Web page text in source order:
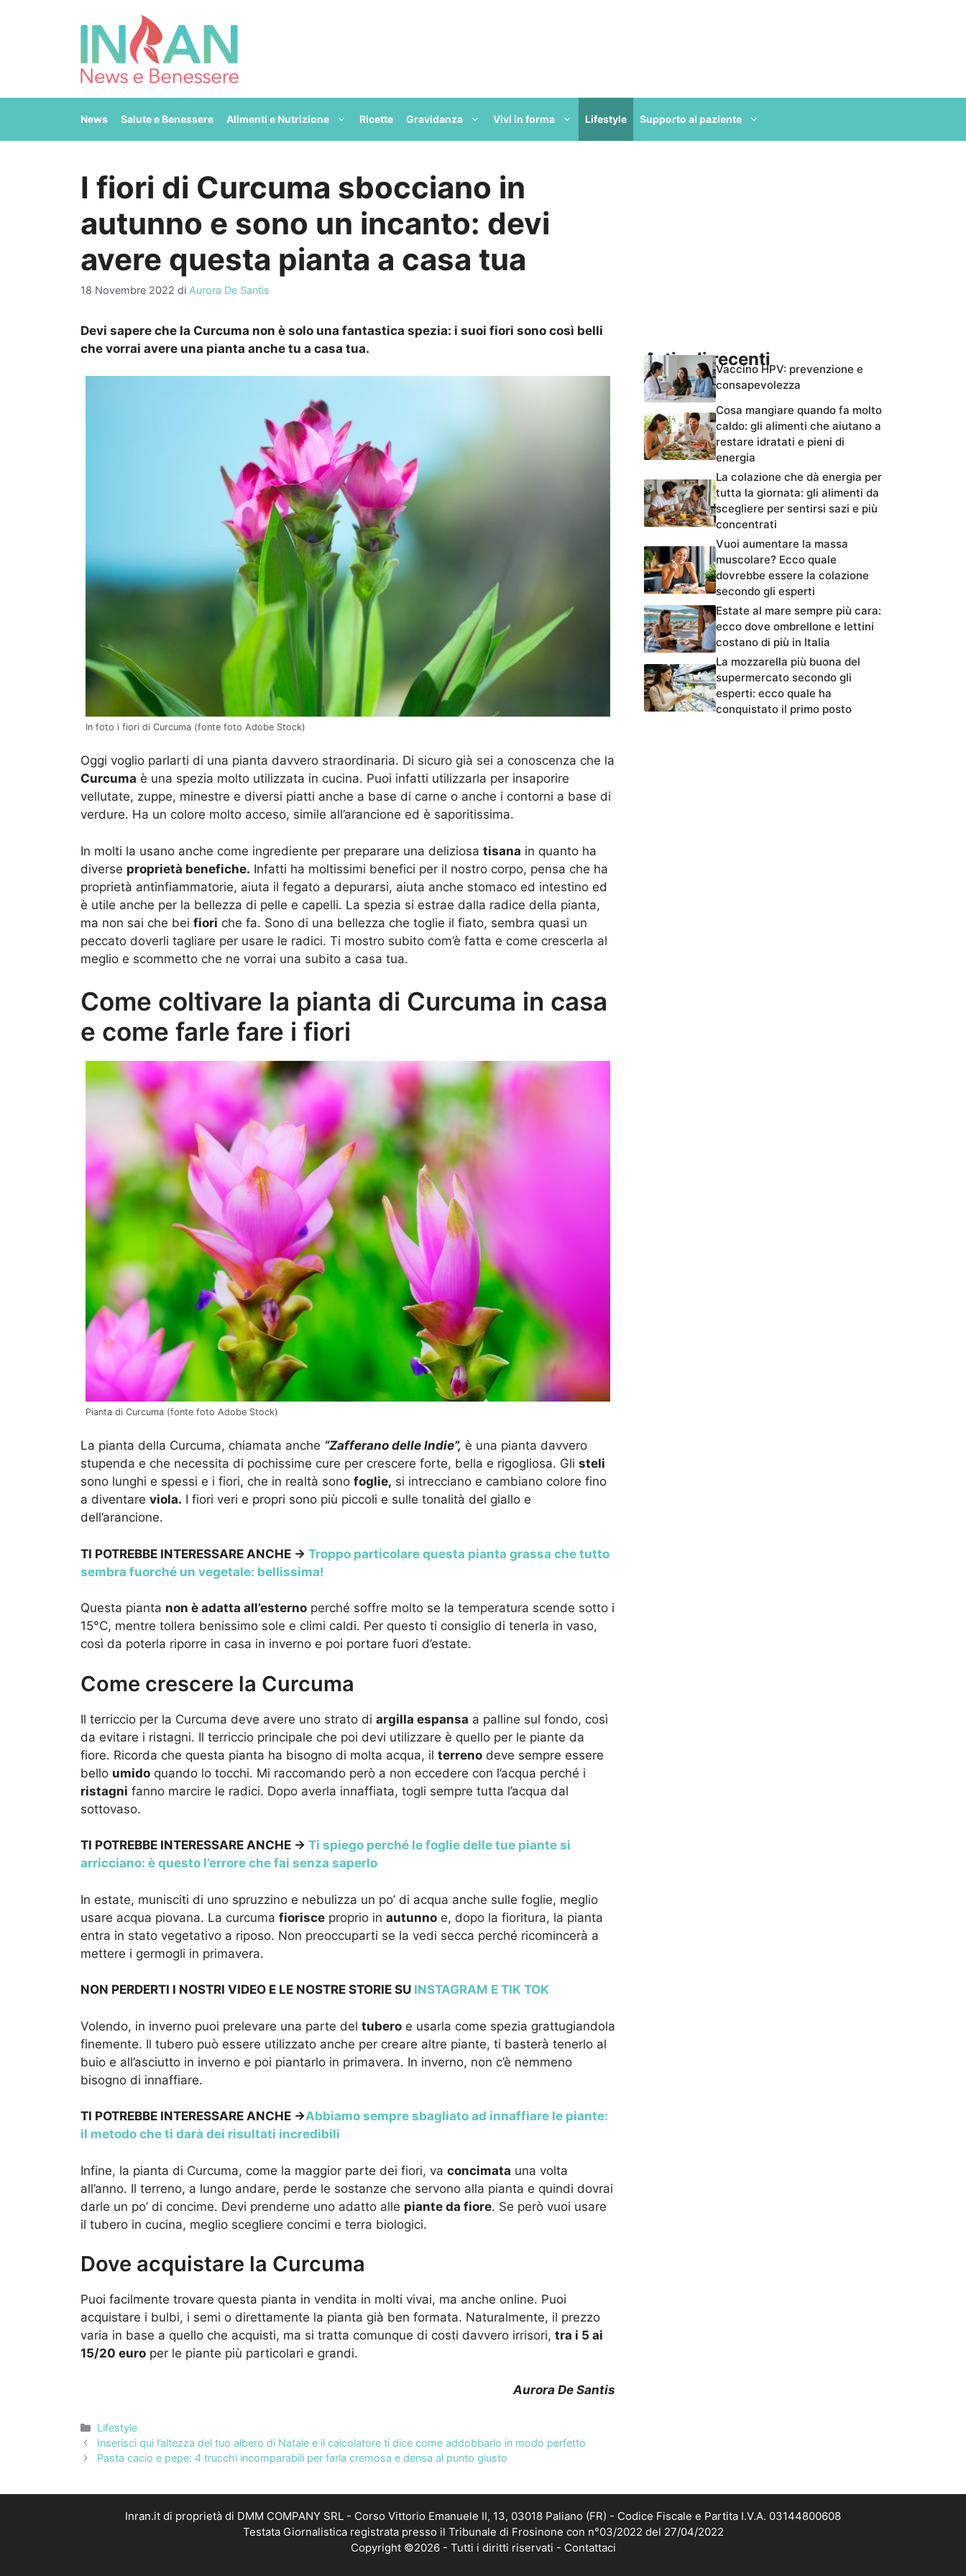
News Salute e Benessere Alimenti e Nutrizione Ricette Gravidanza Vivi in forma Lifestyle Supporto al paziente
I fiori di Curcuma sbocciano in
autunno e sono un incanto: devi
avere questa pianta a casa tua
18 Novembre 2022 di Aurora De Santis
Devi sapere che la Curcuma non è solo una fantastica spezia: i suoi fiori sono così belli
che vorrai avere una pianta anche tu a casa tua.
In foto i fiori di Curcuma (fonte foto Adobe Stock)
Oggi voglio parlarti di una pianta davvero straordinaria. Di sicuro già sei a conoscenza che la
Curcuma è una spezia molto utilizzata in cucina. Puoi infatti utilizzarla per insaporire
vellutate, zuppe, minestre e diversi piatti anche a base di carne o anche i contorni a base di
verdure. Ha un colore molto acceso, simile all’arancione ed è saporitissima.
In molti la usano anche come ingrediente per preparare una deliziosa tisana in quanto ha
diverse proprietà benefiche. Infatti ha moltissimi benefici per il nostro corpo, pensa che ha
proprietà antinfiammatorie, aiuta il fegato a depurarsi, aiuta anche stomaco ed intestino ed
è utile anche per la bellezza di pelle e capelli. La spezia si estrae dalla radice della pianta,
ma non sai che bei fiori che fa. Sono di una bellezza che toglie il fiato, sembra quasi un
peccato doverli tagliare per usare le radici. Ti mostro subito com’è fatta e come crescerla al
meglio e scommetto che ne vorrai una subito a casa tua.
Come coltivare la pianta di Curcuma in casa
e come farle fare i fiori
Pianta di Curcuma (fonte foto Adobe Stock)
La pianta della Curcuma, chiamata anche “Zafferano delle Indie”, è una pianta davvero
stupenda e che necessita di pochissime cure per crescere forte, bella e rigogliosa. Gli steli
sono lunghi e spessi e i fiori, che in realtà sono foglie, si intrecciano e cambiano colore fino
a diventare viola. I fiori veri e propri sono più piccoli e sulle tonalità del giallo e
dell’arancione.
TI POTREBBE INTERESSARE ANCHE -> Troppo particolare questa pianta grassa che tutto
sembra fuorché un vegetale: bellissima!
Questa pianta non è adatta all’esterno perché soffre molto se la temperatura scende sotto i
15°C, mentre tollera benissimo sole e climi caldi. Per questo ti consiglio di tenerla in vaso,
così da poterla riporre in casa in inverno e poi portare fuori d’estate.
Come crescere la Curcuma
Il terriccio per la Curcuma deve avere uno strato di argilla espansa a palline sul fondo, così
da evitare i ristagni. Il terriccio principale che poi devi utilizzare è quello per le piante da
fiore. Ricorda che questa pianta ha bisogno di molta acqua, il terreno deve sempre essere
bello umido quando lo tocchi. Mi raccomando però a non eccedere con l’acqua perché i
ristagni fanno marcire le radici. Dopo averla innaffiata, togli sempre tutta l’acqua dal
sottovaso.
TI POTREBBE INTERESSARE ANCHE -> Ti spiego perché le foglie delle tue piante si
arricciano: è questo l’errore che fai senza saperlo
In estate, munisciti di uno spruzzino e nebulizza un po’ di acqua anche sulle foglie, meglio
usare acqua piovana. La curcuma fiorisce proprio in autunno e, dopo la fioritura, la pianta
entra in stato vegetativo a riposo. Non preoccuparti se la vedi secca perché ricomincerà a
mettere i germogli in primavera.
NON PERDERTI I NOSTRI VIDEO E LE NOSTRE STORIE SU INSTAGRAM E TIK TOK
Volendo, in inverno puoi prelevare una parte del tubero e usarla come spezia grattugiandola
finemente. Il tubero può essere utilizzato anche per creare altre piante, ti basterà tenerlo al
buio e all’asciutto in inverno e poi piantarlo in primavera. In inverno, non c’è nemmeno
bisogno di innaffiare.
TI POTREBBE INTERESSARE ANCHE ->Abbiamo sempre sbagliato ad innaffiare le piante:
il metodo che ti darà dei risultati incredibili
Infine, la pianta di Curcuma, come la maggior parte dei fiori, va concimata una volta
all’anno. Il terreno, a lungo andare, perde le sostanze che servono alla pianta e quindi dovrai
darle un po’ di concime. Devi prenderne uno adatto alle piante da fiore. Se però vuoi usare
il tubero in cucina, meglio scegliere concimi e terra biologici.
Dove acquistare la Curcuma
Puoi facilmente trovare questa pianta in vendita in molti vivai, ma anche online. Puoi
acquistare i bulbi, i semi o direttamente la pianta già ben formata. Naturalmente, il prezzo
varia in base a quello che acquisti, ma si tratta comunque di costi davvero irrisori, tra i 5 ai
15/20 euro per le piante più particolari e grandi.
Aurora De Santis
Categorie
Lifestyle
Inserisci qui l’altezza del tuo albero di Natale e il calcolatore ti dice come addobbarlo in modo perfetto
Pasta cacio e pepe: 4 trucchi incomparabili per farla cremosa e densa al punto giusto
Articoli recentiVaccino HPV: prevenzione e
consapevolezza
Cosa mangiare quando fa molto
caldo: gli alimenti che aiutano a
restare idratati e pieni di
energia
La colazione che dà energia per
tutta la giornata: gli alimenti da
scegliere per sentirsi sazi e più
concentrati
Vuoi aumentare la massa
muscolare? Ecco quale
dovrebbe essere la colazione
secondo gli esperti
Estate al mare sempre più cara:
ecco dove ombrellone e lettini
costano di più in Italia
La mozzarella più buona del
supermercato secondo gli
esperti: ecco quale ha
conquistato il primo posto
Inran.it di proprietà di DMM COMPANY SRL - Corso Vittorio Emanuele II, 13, 03018 Paliano (FR) - Codice Fiscale e Partita I.V.A. 03144800608
Testata Giornalistica registrata presso il Tribunale di Frosinone con n°03/2022 del 27/04/2022
Copyright ©2026 - Tutti i diritti riservati - Contattaci